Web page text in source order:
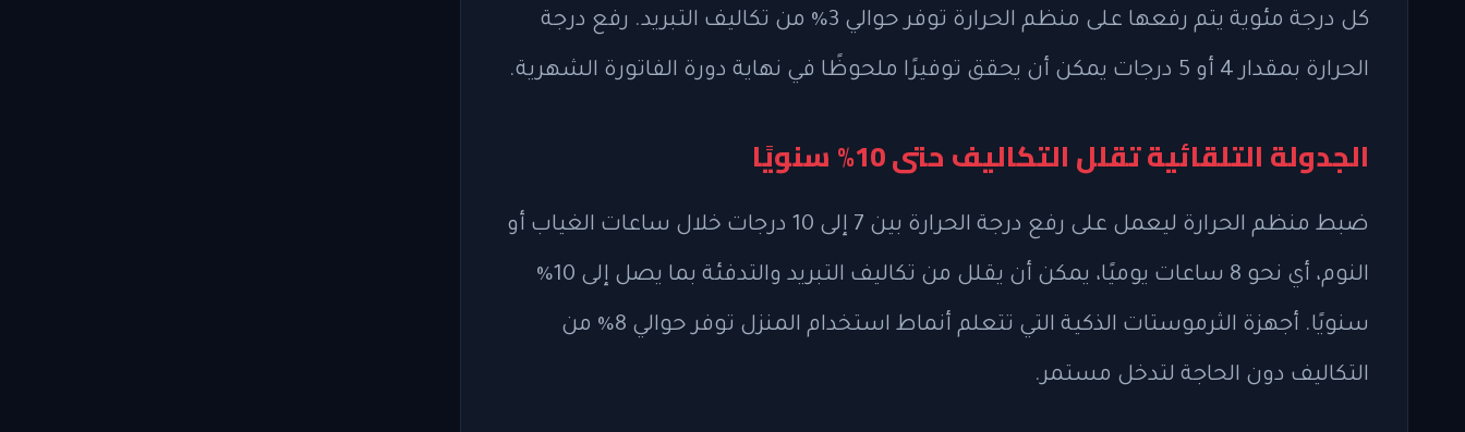
كل درجة مئوية يتم رفعها على منظم الحرارة توفر حوالي 3% من تكاليف التبريد. رفع درجة
الحرارة بمقدار 4 أو 5 درجات يمكن أن يحقق توفيرًا ملحوظًا في نهاية دورة الفاتورة الشهرية.
الجدولة التلقائية تقلل التكاليف حتى 10% سنويًا
ضبط منظم الحرارة ليعمل على رفع درجة الحرارة بين 7 إلى 10 درجات خلال ساعات الغياب أو
النوم، أي نحو 8 ساعات يوميًا، يمكن أن يقلل من تكاليف التبريد والتدفئة بما يصل إلى 10%
سنويًا. أجهزة الثرموستات الذكية التي تتعلم أنماط استخدام المنزل توفر حوالي 8% من
التكاليف دون الحاجة لتدخل مستمر.